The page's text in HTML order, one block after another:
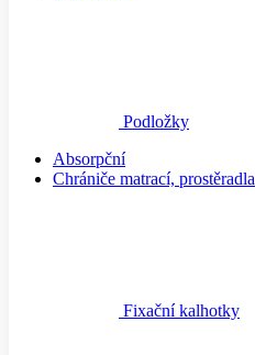
Podložky
Absorpční
Chrániče matrací, prostěradla
Fixační kalhotky